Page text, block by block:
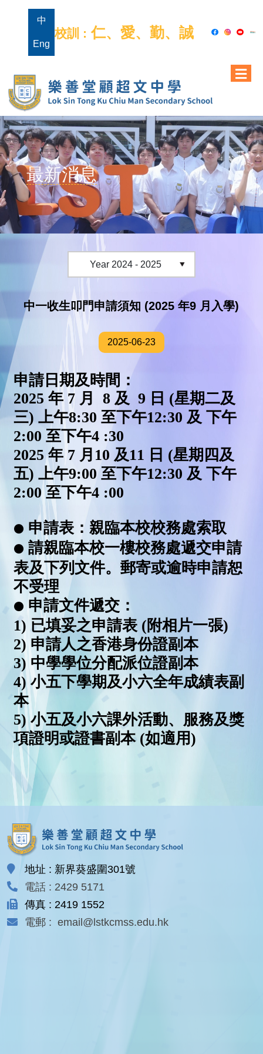
中
Eng
校訓 : 仁、愛、勤、誠
最新消息
中一收生叩門申請須知 (2025 年9 月入學)
2025-06-23
申請日期及時間：
2025 年 7 月 8 及 9 日 (星期二及
三) 上午8:30 至下午12:30 及 下午
2:00 至下午4 :30
2025 年 7 月10 及11 日 (星期四及
五) 上午9:00 至下午12:30 及 下午
2:00 至下午4 :00
⚫ 申請表：親臨本校校務處索取
⚫ 請親臨本校一樓校務處遞交申請
表及下列文件。郵寄或逾時申請恕
不受理
⚫ 申請文件遞交：
1) 已填妥之申請表 (附相片一張)
2) 申請人之香港身份證副本
3) 中學學位分配派位證副本
4) 小五下學期及小六全年成績表副
本
5) 小五及小六課外活動、服務及獎
項證明或證書副本 (如適用)
地址 : 新界葵盛圍301號
電話 : 2429 5171
傳真 : 2419 1552
電郵 : email@lstkcmss.edu.hk